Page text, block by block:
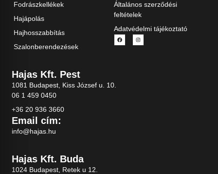
Fodrászkellékek
Hajápolás
Hajhosszabbítás
Szalonberendezések
Általános szerződési
feltételek
Adatvédelmi tájékoztató
Hajas Kft. Pest
1081 Budapest, Kiss József u. 10.
06 1 459 0450
+36 20 936 3660
Email cím:
info@hajas.hu
Hajas Kft. Buda
1024 Budapest, Retek u 12.